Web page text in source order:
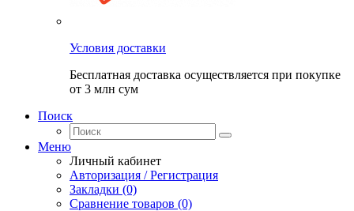
Условия доставки
Бесплатная доставка осуществляется при покупке
от 3 млн сум
Поиск
Меню
Личный кабинет
Авторизация / Регистрация
Закладки (0)
Сравнение товаров (0)